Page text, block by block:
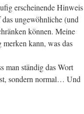
erscheinende Hinweis
ungewöhnliche (und
können. Meine
kann, was das
man ständig das Wort
sondern normal… Und